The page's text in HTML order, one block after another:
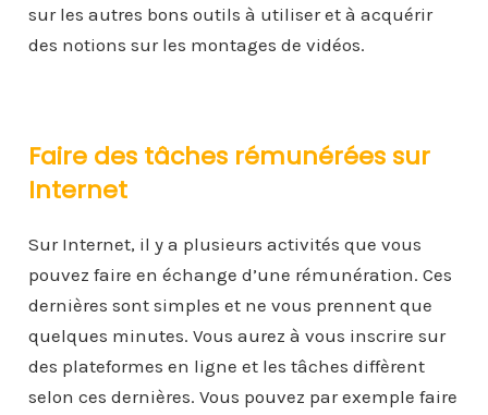
sur les autres bons outils à utiliser et à acquérir
des notions sur les montages de vidéos.
Faire des tâches rémunérées sur
Internet
Sur Internet, il y a plusieurs activités que vous
pouvez faire en échange d’une rémunération. Ces
dernières sont simples et ne vous prennent que
quelques minutes. Vous aurez à vous inscrire sur
des plateformes en ligne et les tâches diffèrent
selon ces dernières. Vous pouvez par exemple faire